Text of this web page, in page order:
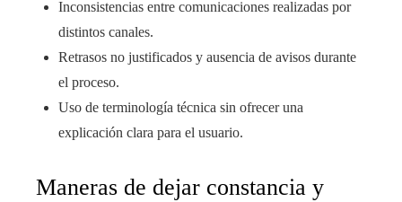
Inconsistencias entre comunicaciones realizadas por
distintos canales.
Retrasos no justificados y ausencia de avisos durante
el proceso.
Uso de terminología técnica sin ofrecer una
explicación clara para el usuario.
Maneras de dejar constancia y